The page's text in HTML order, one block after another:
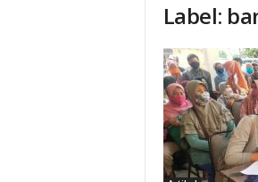
P
e
m
Label: